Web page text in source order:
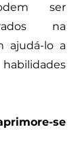
ser
na
ajudá-lo a
se